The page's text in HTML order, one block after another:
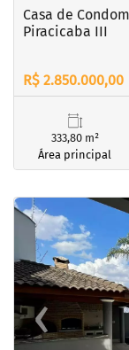
Casa de
Piracicaba III
R$ 2.850.000,00
333,80 m²
Área principal
<<<<
‹Previous